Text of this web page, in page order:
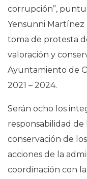
corrupción”,
Yensunni
toma de protesta
valoración y
Ayuntamiento de
2021 – 2024.
Serán ocho los
responsabilidad de
conservación de
acciones de la
coordinación con